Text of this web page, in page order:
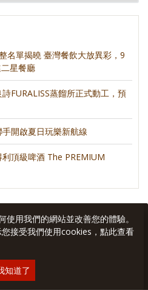
名單揭曉 臺灣餐飲大放異彩，9
星餐廳
FURALISS蒸餾所正式動工，預
開啟夏日玩樂新航線
頂級啤酒 The PREMIUM
用我們的網站並改善您的體驗。
接受我們使用cookies，點此查看
知道了